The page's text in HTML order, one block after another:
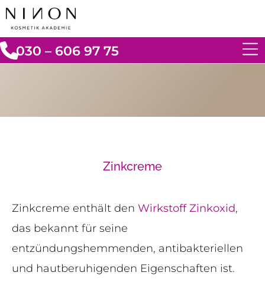
030 – 606 97 75
Zinkcreme
Zinkcreme enthält den Wirkstoff Zinkoxid,
das bekannt für seine
entzündungshemmenden, antibakteriellen
und hautberuhigenden Eigenschaften ist.